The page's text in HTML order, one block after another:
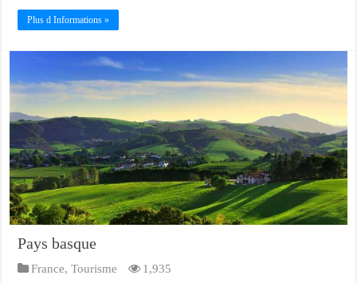
Plus d Informations »
Pays basque
France,Tourisme 1,935